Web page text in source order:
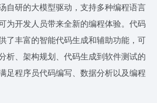
自研的大模型驱动，支持多种编程语言
为开发人员带来全新的编程体验。代码
了丰富的智能代码生成和辅助功能，可
析、架构规划、代码生成到软件测试的
足程序员代码编写、数据分析以及编程